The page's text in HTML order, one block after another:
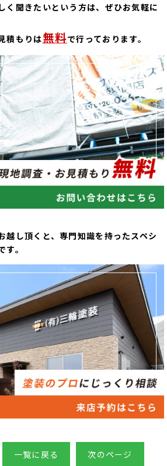
く聞きたいという方は、ぜひお気軽に
積もりは無料で行っております。
越し頂くと、専門知識を持ったスペシ
。
一覧に戻る 次のページ